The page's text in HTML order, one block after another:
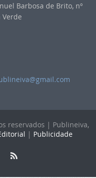
Barbosa de Brito, nº
Verde
reservados | Publineiva,
| Publicidade